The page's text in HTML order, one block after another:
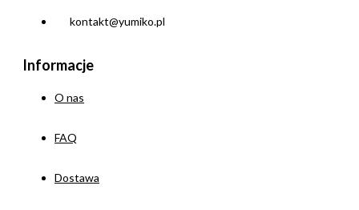
kontakt@yumiko.pl
Informacje
O nas
FAQ
Dostawa